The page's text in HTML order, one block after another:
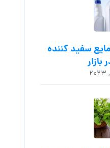
سفید کننده